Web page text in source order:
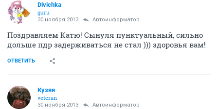
Divichka
guru
30 ноября 2013 Автоинформатор
Поздравляем Катю! Сынуля пунктуальный, сильно
дольше пдр задерживаться не стал ))) здоровья вам!
ОТВЕТИТЬ
Кузяя
veteran
30 ноября 2013 Автоинформатор